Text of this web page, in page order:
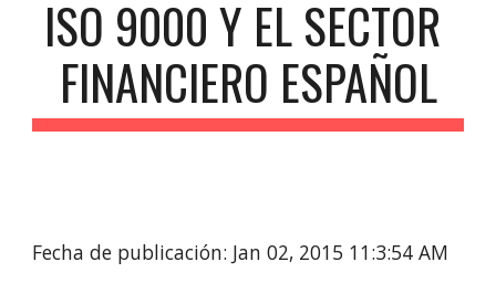
ISO 9000 Y EL SECTOR
FINANCIERO ESPAÑOL
Fecha de publicación: Jan 02, 2015 11:3:54 AM